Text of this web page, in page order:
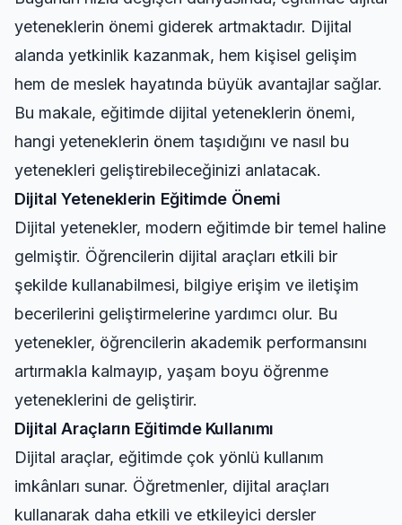
yeteneklerin önemi giderek artmaktadır. Dijital
alanda yetkinlik kazanmak, hem kişisel gelişim
hem de meslek hayatında büyük avantajlar sağlar.
Bu makale, eğitimde dijital yeteneklerin önemi,
hangi yeteneklerin önem taşıdığını ve nasıl bu
yetenekleri geliştirebileceğinizi anlatacak.
Dijital Yeteneklerin Eğitimde Önemi
Dijital yetenekler, modern eğitimde bir temel haline
gelmiştir. Öğrencilerin dijital araçları etkili bir
şekilde kullanabilmesi, bilgiye erişim ve iletişim
becerilerini geliştirmelerine yardımcı olur. Bu
yetenekler, öğrencilerin akademik performansını
artırmakla kalmayıp, yaşam boyu öğrenme
yeteneklerini de geliştirir.
Dijital Araçların Eğitimde Kullanımı
Dijital araçlar, eğitimde çok yönlü kullanım
imkânları sunar. Öğretmenler, dijital araçları
kullanarak daha etkili ve etkileyici dersler